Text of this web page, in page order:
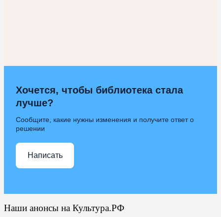
Хочется, чтобы библиотека стала
лучше?
Сообщите, какие нужны изменения и получите ответ о
решении
Написать
Наши анонсы на Культура.РФ